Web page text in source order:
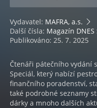
Vydavatel: MAFRA, a.s.
Další čísla: Magazín DNES
Publikováno: 25. 7. 2025
Čtenáři pátečního vydání
Speciál, který nabízí
finančního poradenství,
také podrobné seznamy
dárky a mnoho dalších